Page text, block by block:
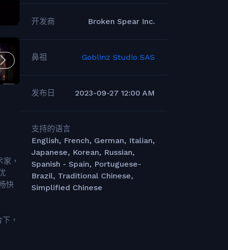
开发商 Broken Spear Inc.
鼻祖 Goblinz Studio SAS
发布日 2023-09-27 12:00 AM
支持的语言
English, French, German, Italian,
Japanese, Korean, Russian,
Spanish - Spain, Portuguese-
Brazil, Traditional Chinese,
Simplified Chinese
，
快
，